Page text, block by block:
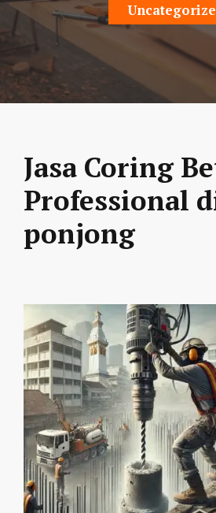
Jasa Coring
Professional
ponjong